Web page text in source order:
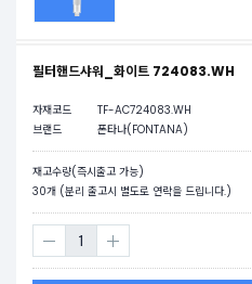
필터핸드샤워_화이트 724083.WH
자재코드
TF-AC724083.WH
브랜드
폰타나(FONTANA)
재고수량(즉시출고 가능)
30개 (분리 출고시 별도로 연락을 드립니다.)